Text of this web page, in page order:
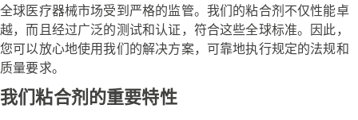
全球医疗器械市场受到严格的监管。我们的粘合剂不仅性能卓
越，而且经过广泛的测试和认证，符合这些全球标准。因此，
您可以放心地使用我们的解决方案，可靠地执行规定的法规和
质量要求。
我们粘合剂的重要特性